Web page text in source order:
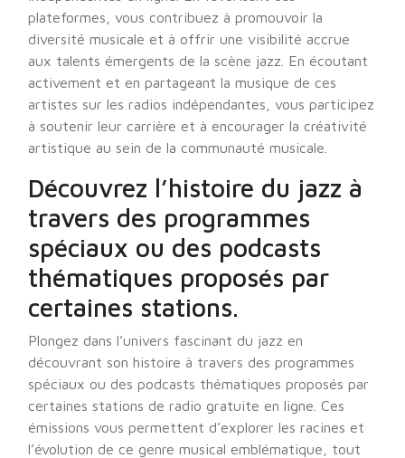
plateformes, vous contribuez à promouvoir la
diversité musicale et à offrir une visibilité accrue
aux talents émergents de la scène jazz. En écoutant
activement et en partageant la musique de ces
artistes sur les radios indépendantes, vous participez
à soutenir leur carrière et à encourager la créativité
artistique au sein de la communauté musicale.
Découvrez l’histoire du jazz à
travers des programmes
spéciaux ou des podcasts
thématiques proposés par
certaines stations.
Plongez dans l’univers fascinant du jazz en
découvrant son histoire à travers des programmes
spéciaux ou des podcasts thématiques proposés par
certaines stations de radio gratuite en ligne. Ces
émissions vous permettent d’explorer les racines et
l’évolution de ce genre musical emblématique, tout